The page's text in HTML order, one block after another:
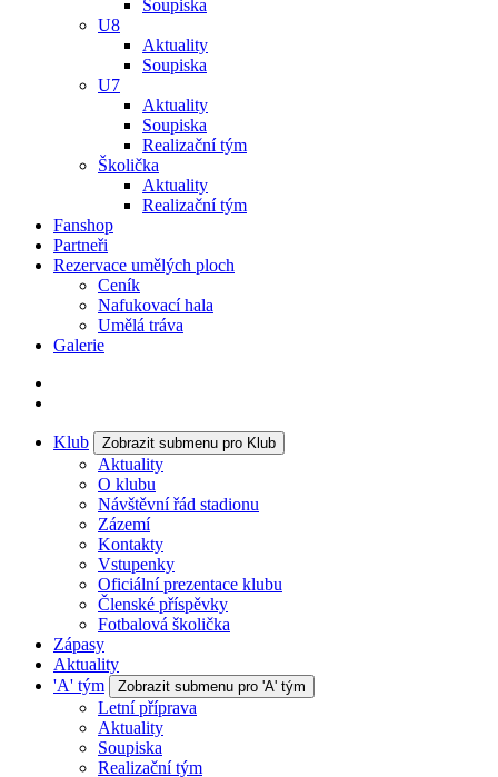
Soupiska
U8
Aktuality
Soupiska
U7
Aktuality
Soupiska
Realizační tým
Školička
Aktuality
Realizační tým
Fanshop
Partneři
Rezervace umělých ploch
Ceník
Nafukovací hala
Umělá tráva
Galerie
Klub Zobrazit submenu pro Klub
Aktuality
O klubu
Návštěvní řád stadionu
Zázemí
Kontakty
Vstupenky
Oficiální prezentace klubu
Členské příspěvky
Fotbalová školička
Zápasy
Aktuality
'A' tým
Zobrazit submenu pro 'A' tým
Letní příprava
Aktuality
Soupiska
Realizační tým